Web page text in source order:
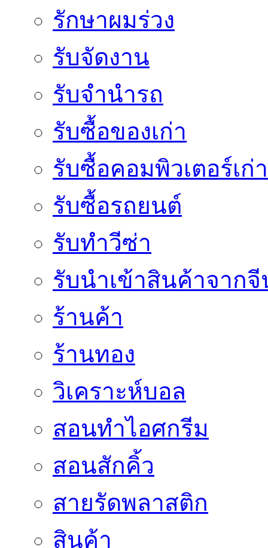
รักษาผมร่วง
รับจัดงาน
รับจำนำรถ
รับซื้อของเก่า
รับซื้อคอมพิวเตอร์เก่า
รับซื้อรถยนต์
รับทำวีซ่า
รับนำเข้าสินค้าจากจี
ร้านค้า
ร้านทอง
วิเคราะห์บอล
สอนทำไอศกรีม
สอนสักคิ้ว
สายรัดพลาสติก
สินค้า